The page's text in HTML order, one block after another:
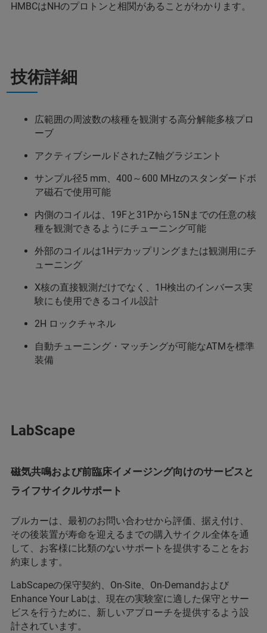
HMBCはNHのプロトンと相関があることがわかります。
技術詳細
広範囲の周波数の核種を観測する高分解能多核プロ
ーブ
アクティブシールドされたZ軸グラジエント
サンプル径5 mm、400～600 MHzのスタンダードボ
ア磁石で使用可能
内側のコイルは、19Fと31Pから15Nまでの任意の核
種を観測できるようにチューニング可能
外部のコイルは1Hデカップリングまたは観測用にチ
ューニング
X核の直接観測だけでなく、1H検出のインバース実
験にも使用できるコイル設計
2H ロックチャネル
自動チューニング・マッチングが可能なATMを標準
装備
LabScape
磁気共鳴および前臨床イメージング向けのサービスと
ライフサイクルサポート
ブルカーは、最初のお問い合わせから評価、据え付け、
その後装置が寿命を迎えるまでの購入サイクル全体を通
して、お客様に比類のないサポートを提供することをお
約束します。
LabScapeの保守契約、On-Site、On-Demandおよび
Enhance Your Labは、現在の実験室に適した保守とサー
ビスを行うために、新しいアプローチを提供するよう設
計されています。